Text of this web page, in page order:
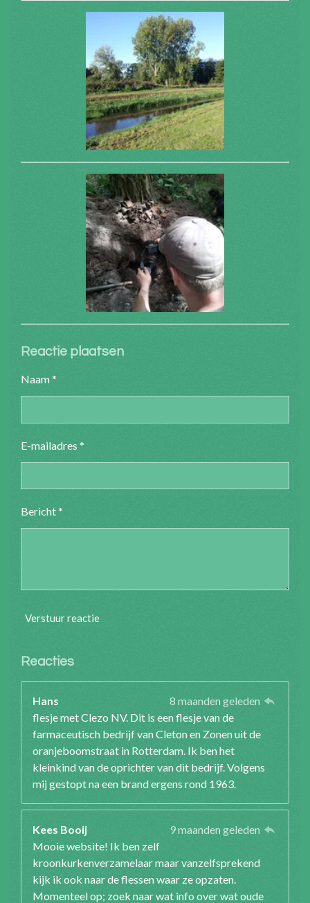
Reactie plaatsen
Naam *
E-mailadres *
Bericht *
Verstuur reactie
Reacties
Hans
8 maanden geleden
flesje met Clezo NV. Dit is een flesje van de
farmaceutisch bedrijf van Cleton en Zonen uit de
oranjeboomstraat in Rotterdam. Ik ben het
kleinkind van de oprichter van dit bedrijf. Volgens
mij gestopt na een brand ergens rond 1963.
Kees Booij
9 maanden geleden
Mooie website! Ik ben zelf
kroonkurkenverzamelaar maar vanzelfsprekend
kijk ik ook naar de flessen waar ze opzaten.
Momenteel op; zoek naar wat info over wat oude